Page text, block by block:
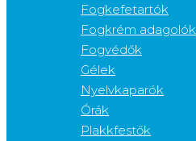
Fogkefetartók
Fogkrém adagolók
Fogvédők
Gélek
Nyelvkaparók
Órák
Plakkfestők